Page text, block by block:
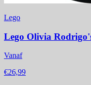
Lego
Lego Olivia
Vanaf
€26,99